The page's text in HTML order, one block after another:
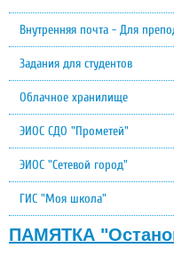
Внутренняя почта - Для
Задания для студентов
Облачное хранилище
ЭИОС СДО "Прометей"
ЭИОС "Сетевой город"
ГИС "Моя школа"
ПАМЯТКА